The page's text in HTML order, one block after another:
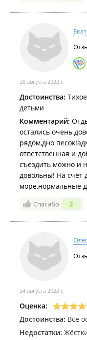
28 августа 2022 г.
Достоинства:
детьми
Комментарий:
остались очень
рядом,дно
ответственная и
съездить можно и
довольны! На счёт
море,нормальные
Спасибо 2
24 августа 2022 г.
Оценка:
Достоинства: Всё
Недостатки: